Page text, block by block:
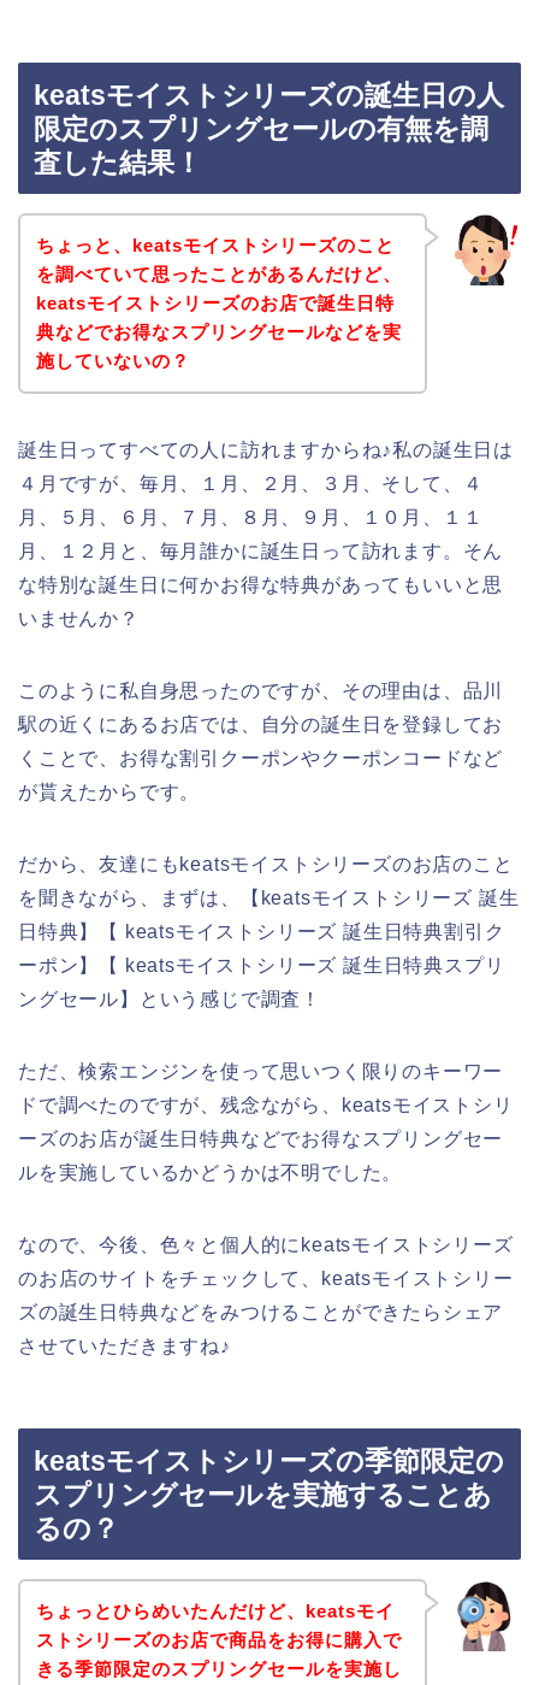
keatsモイストシリーズの誕生日の人
限定のスプリングセールの有無を調
査した結果！
ちょっと、keatsモイストシリーズのこと
を調べていて思ったことがあるんだけど、
keatsモイストシリーズのお店で誕生日特
典などでお得なスプリングセールなどを実
施していないの？
誕生日ってすべての人に訪れますからね♪私の誕生日は
４月ですが、毎月、１月、２月、３月、そして、４
月、５月、６月、７月、８月、９月、１０月、１１
月、１２月と、毎月誰かに誕生日って訪れます。そん
な特別な誕生日に何かお得な特典があってもいいと思
いませんか？
このように私自身思ったのですが、その理由は、品川
駅の近くにあるお店では、自分の誕生日を登録してお
くことで、お得な割引クーポンやクーポンコードなど
が貰えたからです。
だから、友達にもkeatsモイストシリーズのお店のこと
を聞きながら、まずは、【keatsモイストシリーズ 誕生
日特典】【 keatsモイストシリーズ 誕生日特典割引ク
ーポン】【 keatsモイストシリーズ 誕生日特典スプリ
ングセール】という感じで調査！
ただ、検索エンジンを使って思いつく限りのキーワー
ドで調べたのですが、残念ながら、keatsモイストシリ
ーズのお店が誕生日特典などでお得なスプリングセー
ルを実施しているかどうかは不明でした。
なので、今後、色々と個人的にkeatsモイストシリーズ
のお店のサイトをチェックして、keatsモイストシリー
ズの誕生日特典などをみつけることができたらシェア
させていただきますね♪
keatsモイストシリーズの季節限定の
スプリングセールを実施することあ
るの？
ちょっとひらめいたんだけど、keatsモイ
ストシリーズのお店で商品をお得に購入で
きる季節限定のスプリングセールを実施し